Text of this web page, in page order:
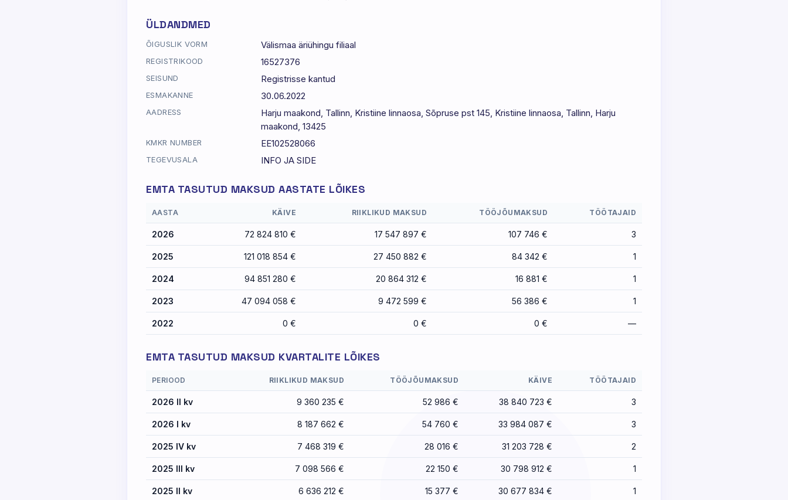
ÜLDANDMED
ÕIGUSLIK VORM Välismaa äriühingu filiaal
REGISTRIKOOD 16527376
SEISUND Registrisse kantud
ESMAKANNE 30.06.2022
AADRESS
Harju maakond, Tallinn, Kristiine linnaosa, Sõpruse pst 145, Kristiine linnaosa, Tallinn, Harju
maakond, 13425
KMKR NUMBER EE102528066
TEGEVUSALA INFO JA SIDE
EMTA TASUTUD MAKSUD AASTATE LÕIKES
AASTA KÄIVE RIIKLIKUD MAKSUD TÖÖJÕUMAKSUD TÖÖTAJAID
2026 72 824 810 € 17 547 897 € 107 746 € 3
2025 121 018 854 € 27 450 882 € 84 342 € 1
2024 94 851 280 € 20 864 312 € 16 881 € 1
2023 47 094 058 € 9 472 599 € 56 386 € 1
2022 0 € 0 € 0 € —
EMTA TASUTUD MAKSUD KVARTALITE LÕIKES
PERIOOD RIIKLIKUD MAKSUD TÖÖJÕUMAKSUD KÄIVE TÖÖTAJAID
2026 II kv 9 360 235 € 52 986 € 38 840 723 € 3
2026 I kv 8 187 662 € 54 760 € 33 984 087 € 3
2025 IV kv 7 468 319 € 28 016 € 31 203 728 € 2
2025 III kv 7 098 566 € 22 150 € 30 798 912 € 1
2025 II kv 6 636 212 € 15 377 € 30 677 834 € 1